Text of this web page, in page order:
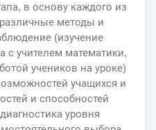
в основу каждого из
методы и
(изучение
с учителем математики,
учеников на уроке)
учащихся и
и способностей
уровня